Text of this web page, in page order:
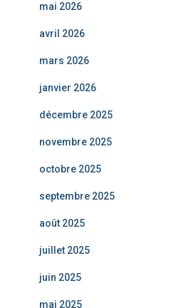
mai 2026
avril 2026
mars 2026
janvier 2026
décembre 2025
novembre 2025
octobre 2025
septembre 2025
août 2025
juillet 2025
juin 2025
mai 2025